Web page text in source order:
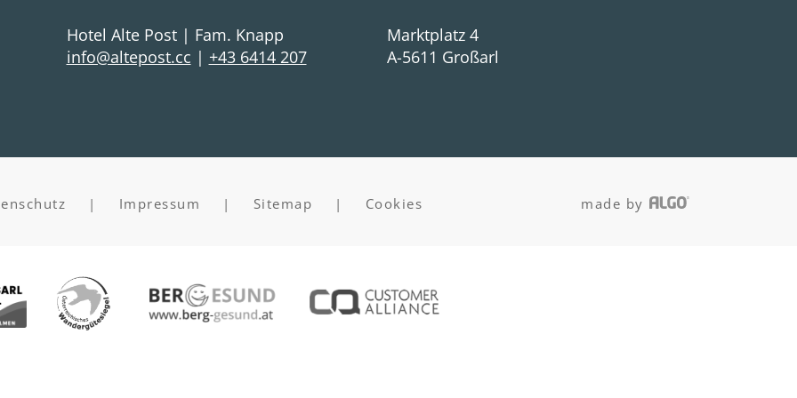
Hotel Alte Post | Fam. Knapp
cc.tsopetla@ofni | +43 6414 207
Marktplatz 4
A-5611 Großarl
| Impressum | Sitemap | Cookies made by